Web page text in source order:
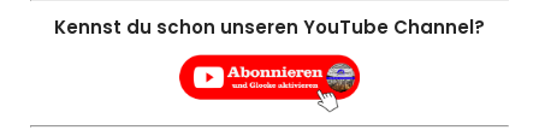
Kennst du schon unseren YouTube Channel?